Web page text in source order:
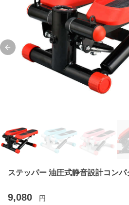
Previous slide
ステッパー 油圧式静音設計コンパ
9,080 円